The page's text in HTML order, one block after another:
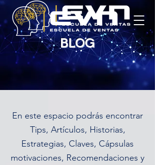
BLOG
En este espacio podrás encontrar
Tips, Artículos, Historias,
Estrategias, Claves, Cápsulas
motivaciones, Recomendaciones y